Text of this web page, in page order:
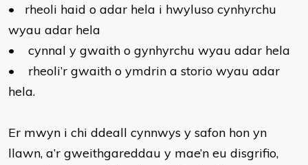
•
rheoli haid o adar hela i hwyluso cynhyrchu
wyau adar hela
•
cynnal y gwaith o gynhyrchu wyau adar hela
•
rheoli’r gwaith o ymdrin a storio wyau adar
hela.
Er mwyn i chi ddeall cynnwys y safon hon yn
llawn, a’r gweithgareddau y mae’n eu disgrifio,